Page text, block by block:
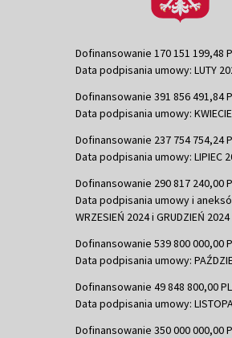
Dofinansowanie 170 151 199,48
Data podpisania umowy: LUTY
Dofinansowanie 391 856 491,84
Data podpisania umowy:
Dofinansowanie 237 754 754,24
Data podpisania umowy: LIPIEC
Dofinansowanie 290 817 240,00
Data podpisania umowy i
WRZESIEŃ 2024 i GRUDZIEŃ 2024
Dofinansowanie 539 800 000,00
Data podpisania umowy:
Dofinansowanie 49 848 800,00
Data podpisania umowy:
Dofinansowanie 350 000 000,00